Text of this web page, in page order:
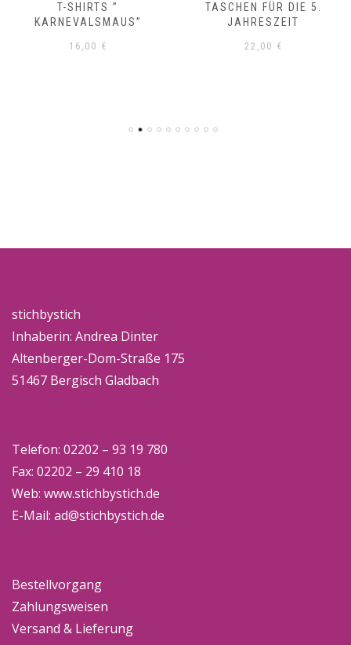
T-SHIRTS ”
KARNEVALSMAUS”
16,00 €
TASCHEN FÜR DIE 5.
JAHRESZEIT
22,00 €
stichbystich
Inhaberin: Andrea Dinter
Altenberger-Dom-Straße 175
51467 Bergisch Gladbach
Telefon: 02202 – 93 19 780
Fax: 02202 – 29 410 18
Web: www.stichbystich.de
E-Mail: ad@stichbystich.de
Bestellvorgang
Zahlungsweisen
Versand & Lieferung